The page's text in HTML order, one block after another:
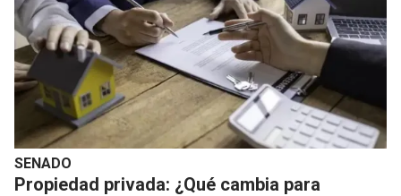
SENADO
Propiedad privada: ¿Qué cambia para